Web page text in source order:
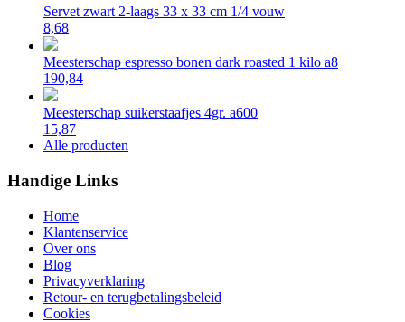
Servet zwart 2-laags 33 x 33 cm 1/4 vouw
8,68
Meesterschap espresso bonen dark roasted 1 kilo a8
190,84
Meesterschap suikerstaafjes 4gr. a600
15,87
Alle producten
Handige Links
Home
Klantenservice
Over ons
Blog
Privacyverklaring
Retour- en terugbetalingsbeleid
Cookies